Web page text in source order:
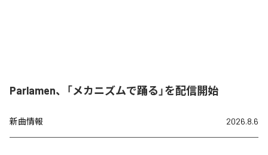
Parlamen、「メカニズムで踊る」を配信開始
新曲情報 2026.8.6